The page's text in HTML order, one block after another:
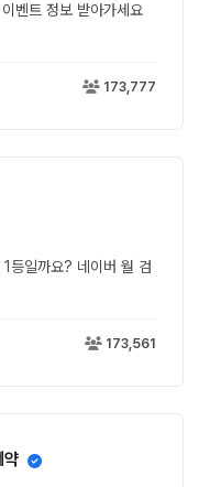
벤트 정보 받아가세요
173,777
등일까요? 네이버 월 검
173,561